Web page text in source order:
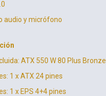
audio y micrófono
ATX 550 W 80 Plus Bronze
1 x ATX 24 pines
1 x EPS 4+4 pines